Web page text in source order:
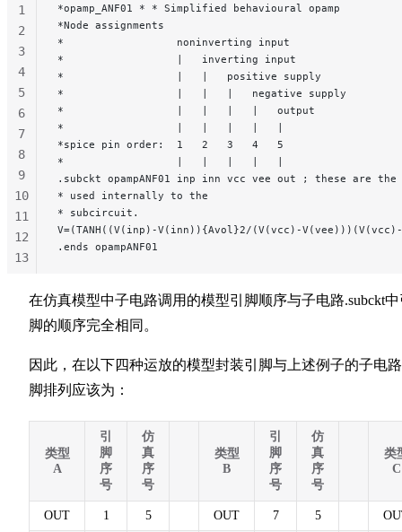
*opamp_ANF01 * * Simplified behavioural opamp
*Node assignments
*                  noninverting input
*                  |   inverting input
*                  |   |   positive supply
*                  |   |   |   negative supply
*                  |   |   |   |   output
*                  |   |   |   |   |
*spice pin order:  1   2   3   4   5
*                  |   |   |   |   |
.subckt opampANF01 inp inn vcc vee out ; these are the
* used internally to the
* subcircuit.
V=(TANH((V(inp)-V(inn)){Avol}2/(V(vcc)-
.ends opampANF01
1
2
3
4
5
6
7
8
9
10
11
12
13
在仿真模型中子电路调用的模型引脚顺序与子电路.subckt
脚的顺序完全相同。
因此，在以下四种运放的模型封装引脚与上述例子的子电
脚排列应该为：
类型
A
引
脚
序
号
仿
真
序
号
类型
B
引
脚
序
号
仿
真
序
号
类
C
OUT 1 5 OUT 7 5